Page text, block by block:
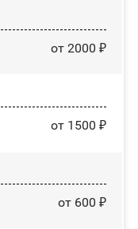
от 2000 ₽
от 1500 ₽
от 600 ₽